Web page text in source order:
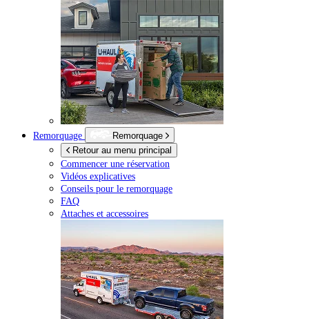
Remorquage
Remorquage
Retour au menu principal
Commencer une réservation
Vidéos explicatives
Conseils pour le remorquage
FAQ
Attaches et accessoires